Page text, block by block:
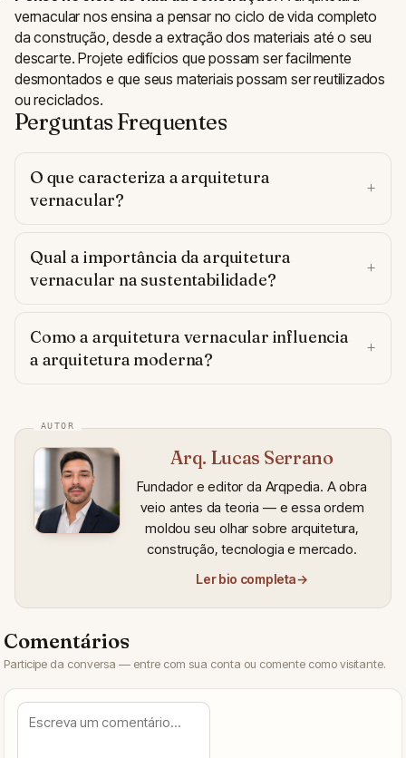
vernacular nos ensina a pensar no ciclo de vida completo
da construção, desde a extração dos materiais até o seu
descarte. Projete edifícios que possam ser facilmente
desmontados e que seus materiais possam ser reutilizados
ou reciclados.
Perguntas Frequentes
O que caracteriza a arquitetura
vernacular?
Qual a importância da arquitetura
vernacular na sustentabilidade?
Como a arquitetura vernacular influencia
a arquitetura moderna?
Arq. Lucas Serrano
Fundador e editor da Arqpedia. A obra
veio antes da teoria — e essa ordem
moldou seu olhar sobre arquitetura,
construção, tecnologia e mercado.
Ler bio completa→